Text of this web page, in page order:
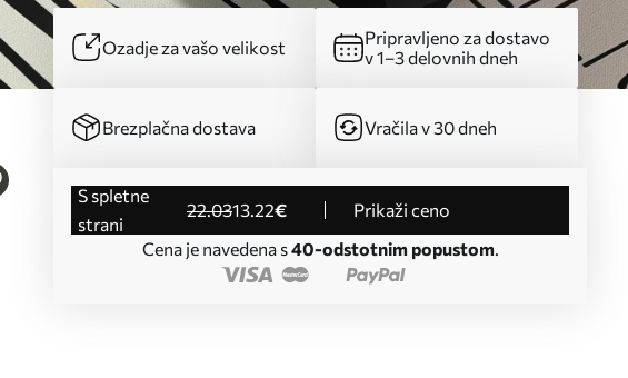
Ozadje za vašo velikost
Pripravljeno za dostavo
v 1–3 delovnih dneh
Brezplačna dostava Vračila v 30 dneh
s spletne
strani
22.0313.22€
Prikaži ceno
Cena je navedena s40-odstotnim popustom.